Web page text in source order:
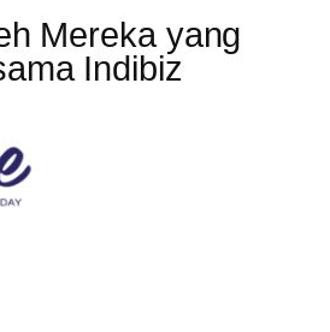
Mereka yang
Indibiz